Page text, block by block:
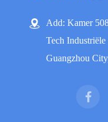
Add: Kamer
Tech
Guangzhou